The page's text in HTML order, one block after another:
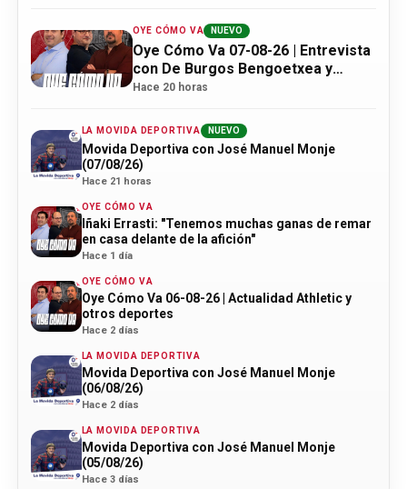
OYE CÓMO VA NUEVO
Oye Cómo Va 07-08-26 | Entrevista
con De Burgos Bengoetxea y
actualidad Athletic
Hace 20 horas
LA MOVIDA DEPORTIVA NUEVO
Movida Deportiva con José Manuel Monje
(07/08/26)
Hace 21 horas
OYE CÓMO VA
Iñaki Errasti: "Tenemos muchas ganas de remar
en casa delante de la afición"
Hace 1 día
OYE CÓMO VA
Oye Cómo Va 06-08-26 | Actualidad Athletic y
otros deportes
Hace 2 días
LA MOVIDA DEPORTIVA
Movida Deportiva con José Manuel Monje
(06/08/26)
Hace 2 días
LA MOVIDA DEPORTIVA
Movida Deportiva con José Manuel Monje
(05/08/26)
Hace 3 días